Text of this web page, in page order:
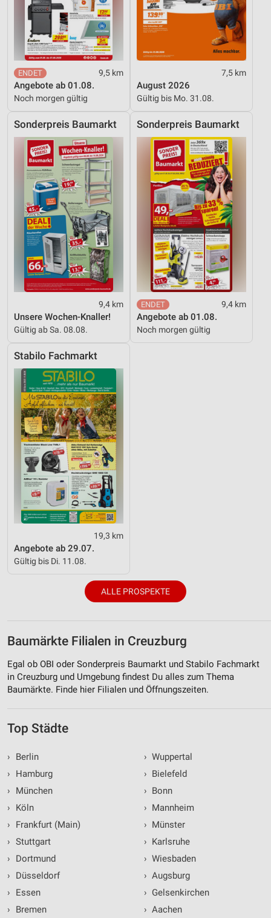
9,5 km
Angebote ab 01.08.
Noch morgen gültig
7,5 km
August 2026
Gültig bis Mo. 31.08.
Sonderpreis Baumarkt
9,4 km
Unsere Wochen-Knaller!
Gültig ab Sa. 08.08.
Sonderpreis Baumarkt
9,4 km
Angebote ab 01.08.
Noch morgen gültig
Stabilo Fachmarkt
19,3 km
Angebote ab 29.07.
Gültig bis Di. 11.08.
ALLE PROSPEKTE
Baumärkte Filialen in Creuzburg
Egal ob OBI oder Sonderpreis Baumarkt und Stabilo Fachmarkt
in Creuzburg und Umgebung findest Du alles zum Thema
Baumärkte. Finde hier Filialen und Öffnungszeiten.
Top Städte
›
Berlin
›
Hamburg
›
München
›
Köln
›
Frankfurt (Main)
› Stuttgart
›
Dortmund
›
Düsseldorf
›
Essen
›
Bremen
› Wuppertal
› Bielefeld
› Bonn
› Mannheim
› Münster
› Karlsruhe
› Wiesbaden
› Augsburg
› Gelsenkirchen
› Aachen
Werbung